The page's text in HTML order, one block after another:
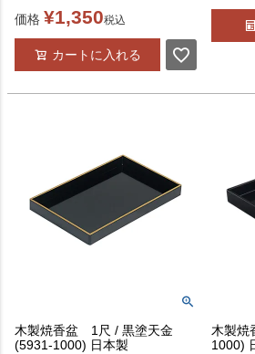
価格 ¥1,350税込
カートに入れる
木製焼香盆 1尺 / 黒塗天金
(5931-1000) 日本製
木製焼
1000)